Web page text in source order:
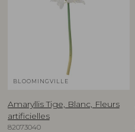
BLOOMINGVILLE
Amaryllis Tige, Blanc, Fleurs
artificielles
82073040